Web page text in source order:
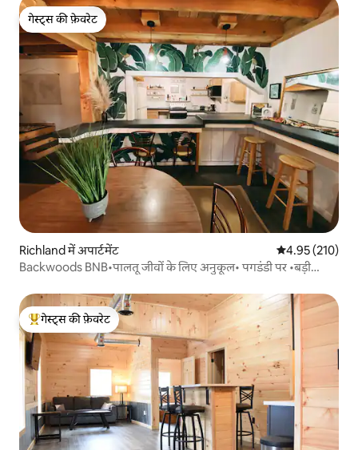
गेस्ट्स की फ़ेवरेट
गेस्ट्स की फ़ेवरेट
Richland में अपार्टमेंट औसत रेटिंग 5 में से
4.95 (210)
Backwoods BNB•पालतू जीवों के लिए अनुकूल• पगडंडी पर •बड़ी
गेस्ट्स का टॉप फ़ेवरेट
गेस्ट्स की फ़ेवरेट